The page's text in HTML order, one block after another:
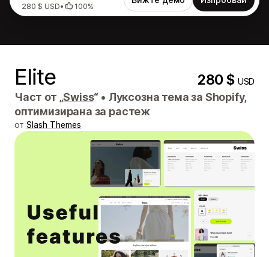
280 $ USD• 100%
Elite 280 $USD
Част от „Swiss“ • Луксозна тема за Shopify,
оптимизирана за растеж
от Slash Themes